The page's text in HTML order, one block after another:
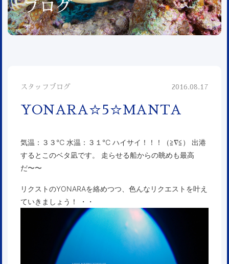
ブログ
スタッフブログ 2016.08.17
YONARA☆5☆MANTA
気温：３３℃ 水温：３１℃ ハイサイ！！！（≧∇≦） 出港
するとこのベタ凪です。 走らせる船からの眺めも最高
だ〜〜
リクストのYONARAを絡めつつ、色んなリクエストを叶え
ていきましょう！ ・・